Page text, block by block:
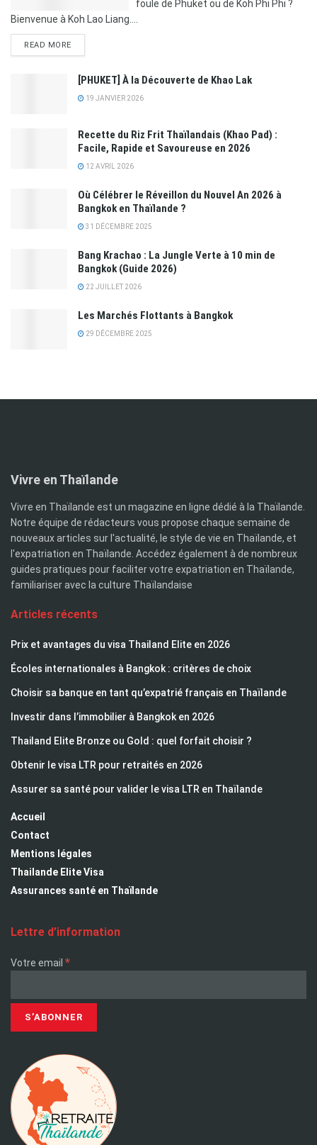
foule de Phuket ou de Koh Phi Phi ?
Bienvenue à Koh Lao Liang....
READ MORE
[PHUKET] À la Découverte de Khao Lak
19 JANVIER 2026
Recette du Riz Frit Thaïlandais (Khao Pad) :
Facile, Rapide et Savoureuse en 2026
12 AVRIL 2026
Où Célébrer le Réveillon du Nouvel An 2026 à
Bangkok en Thaïlande ?
31 DÉCEMBRE 2025
Bang Krachao : La Jungle Verte à 10 min de
Bangkok (Guide 2026)
22 JUILLET 2026
Les Marchés Flottants à Bangkok
29 DÉCEMBRE 2025
Vivre en Thaïlande
Vivre en Thaïlande est un magazine en ligne dédié à la Thaïlande.
Notre équipe de rédacteurs vous propose chaque semaine de
nouveaux articles sur l'actualité, le style de vie en Thaïlande, et
l'expatriation en Thaïlande. Accédez également à de nombreux
guides pratiques pour faciliter votre expatriation en Thaïlande,
familiariser avec la culture Thaïlandaise
Articles récents
Prix et avantages du visa Thailand Elite en 2026
Écoles internationales à Bangkok : critères de choix
Choisir sa banque en tant qu’expatrié français en Thaïlande
Investir dans l’immobilier à Bangkok en 2026
Thailand Elite Bronze ou Gold : quel forfait choisir ?
Obtenir le visa LTR pour retraités en 2026
Assurer sa santé pour valider le visa LTR en Thaïlande
Accueil
Contact
Mentions légales
Thailande Elite Visa
Assurances santé en Thaïlande
Lettre d’information
Votre email *